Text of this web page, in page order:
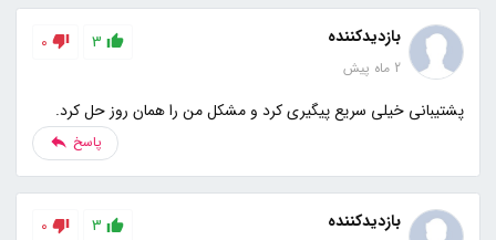
بازدیدکننده
2 ماه پیش
3
0
پشتیبانی خیلی سریع پیگیری کرد و مشکل من را همان روز حل کرد.
پاسخ
بازدیدکننده 3
0